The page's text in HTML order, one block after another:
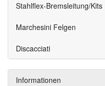
Stahlflex-Bremsleitung/Kits
Marchesini Felgen
Discacciati
Informationen